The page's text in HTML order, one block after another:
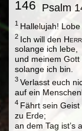
146 Psalm
1 Hallelujah! Lobe
2 Ich will den
solange ich lebe,
und meinem Gott
solange ich bin.
3 Verlasst euch
auf ein
4 Fährt sein
zu Erde;
an dem Tag ist’s